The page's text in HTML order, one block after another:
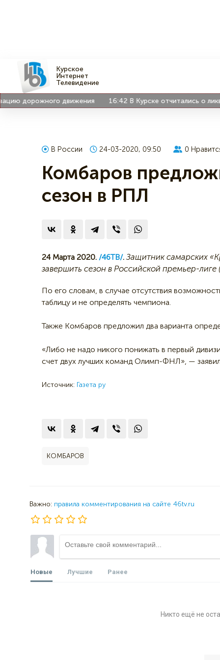
Курское
Интернет
Телевидение
дорожного движения 16:42 В Курске отчитались о
В России 24-03-2020, 09:50 0
Комбаров
сезон в РПЛ
24 Марта 2020. /46ТВ/. Защитник самарских
завершить сезон в Российской премьер-
По его словам, в случае отсутствия
таблицу и не определять чемпиона.
Также Комбаров предложил два варианта
«Либо не надо никого понижать в первый
счет двух лучших команд Олимп-ФНЛ», —
Источник: Газета ру
КОМБАРОВ
Важно: правила комментирования на сайте 46tv.ru
Новые Лучшие Ранее
Никто ещё не